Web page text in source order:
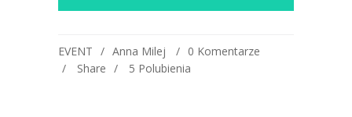
EVENT Anna Milej
0 Komentarze
Share
5 Polubienia